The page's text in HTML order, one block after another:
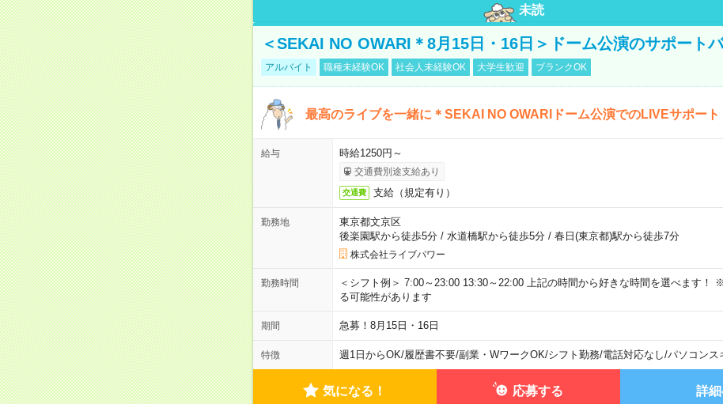
未読
＜SEKAI NO OWARI＊8月15日・16日＞ドーム公演のサポート
アルバイト 職種未経験OK 社会人未経験OK 大学生歓迎 ブランクOK
最高のライブを一緒に＊SEKAI NO OWARIドーム公演でのLIVEサポート
給与 時給1250円～
交通費別途支給あり
交通費 支給（規定有り）
勤務地
東京都文京区
後楽園駅から徒歩5分/ 水道橋駅から徒歩5分/ 春日(東京都)駅から徒歩7分
株式会社ライブパワー
勤務時間
＜シフト例＞ 7:00～23:00 13:30～22:00 上記の時間から好きな時間を選べます！
る可能性があります
期間 急募！8月15日・16日
特徴 週1日からOK/履歴書不要/副業・WワークOK/シフト勤務/電話対応なし/パソコンス
気になる！ 応募する 詳